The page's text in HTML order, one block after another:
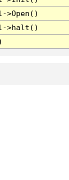
>Open()
>halt()